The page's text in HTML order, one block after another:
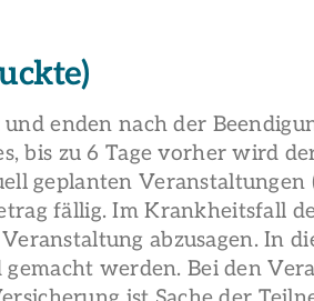
enden nach der
bis zu 6 Tage vorher wird
geplanten
fällig. Im Krankheitsfall
abzusagen. In
werden. Bei den